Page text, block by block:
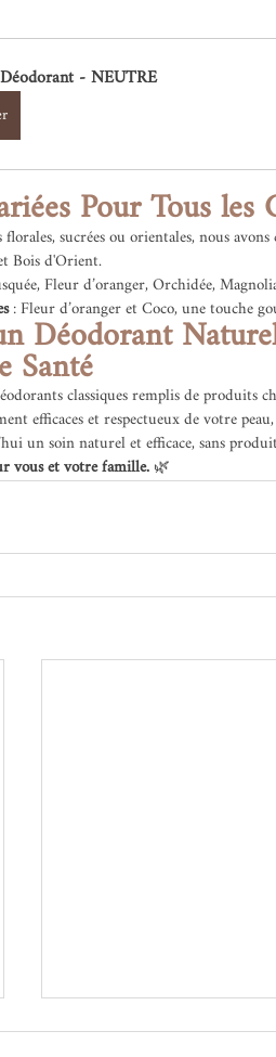
- NEUTRE
Pour Tous les
sucrées ou orientales, nous
Bois d'Orient.
Fleur d’oranger, Orchidée,
: Fleur d’oranger et Coco, une touche
Déodorant
Santéclassiques remplis de produits
efficaces et respectueux de votre
un soin naturel et efficace, sans
vous et votre famille. 🌿